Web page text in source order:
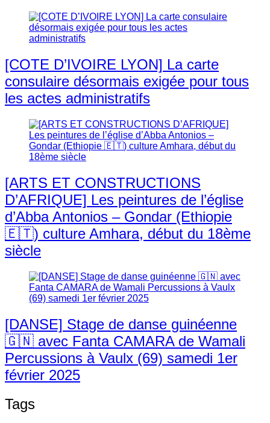
[COTE D’IVOIRE LYON] La carte
consulaire désormais exigée pour tous
les actes administratifs
[ARTS ET CONSTRUCTIONS
D’AFRIQUE] Les peintures de l’église
d’Abba Antonios – Gondar (Ethiopie
🇪🇹) culture Amhara, début du 18ème
siècle
[DANSE] Stage de danse guinéenne
🇬🇳 avec Fanta CAMARA de Wamali
Percussions à Vaulx (69) samedi 1er
février 2025
Tags